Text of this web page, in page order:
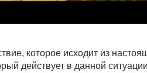
которое исходит из
действует в данной